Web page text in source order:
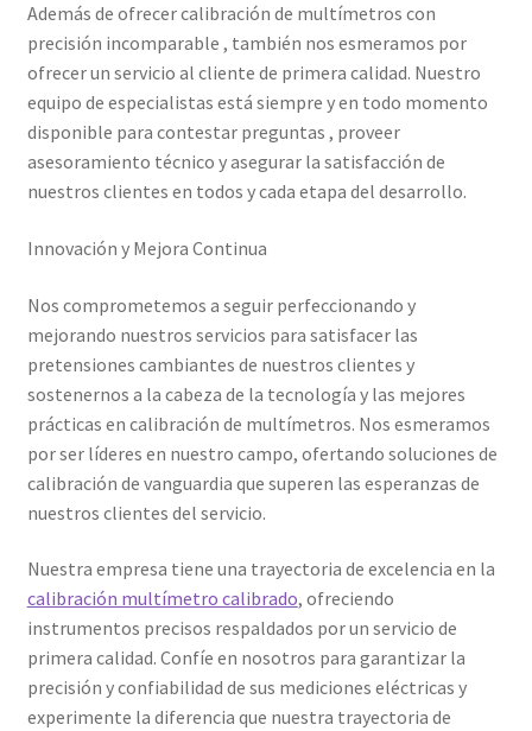
Soporte
Tienda
Trayectoria de Elekmed México
Visión de Elekmed México
Además de ofrecer calibración de multímetros con
precisión incomparable , también nos esmeramos por
ofrecer un servicio al cliente de primera calidad. Nuestro
equipo de especialistas está siempre y en todo momento
disponible para contestar preguntas , proveer
asesoramiento técnico y asegurar la satisfacción de
nuestros clientes en todos y cada etapa del desarrollo.
Innovación y Mejora Continua
Nos comprometemos a seguir perfeccionando y
mejorando nuestros servicios para satisfacer las
pretensiones cambiantes de nuestros clientes y
sostenernos a la cabeza de la tecnología y las mejores
prácticas en calibración de multímetros. Nos esmeramos
por ser líderes en nuestro campo, ofertando soluciones de
calibración de vanguardia que superen las esperanzas de
nuestros clientes del servicio.
Nuestra empresa tiene una trayectoria de excelencia en la
calibración multímetro calibrado, ofreciendo
instrumentos precisos respaldados por un servicio de
primera calidad. Confíe en nosotros para garantizar la
precisión y confiabilidad de sus mediciones eléctricas y
experimente la diferencia que nuestra trayectoria de